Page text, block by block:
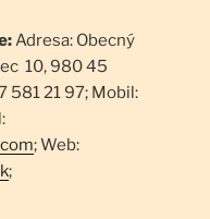
Adresa: Obecný
10, 980 45
581 21 97; Mobil:
; Web:
;